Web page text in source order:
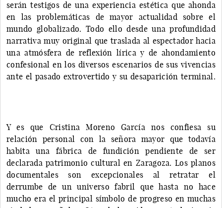
serán testigos de una experiencia estética que ahonda
en las problemáticas de mayor actualidad sobre el
mundo globalizado. Todo ello desde una profundidad
narrativa muy original que traslada al espectador hacia
una atmósfera de reflexión lírica y de ahondamiento
confesional en los diversos escenarios de sus vivencias
ante el pasado extrovertido y su desaparición terminal.
Y es que Cristina Moreno García nos confiesa su
relación personal con la señora mayor que todavía
habita una fábrica de fundición pendiente de ser
declarada patrimonio cultural en Zaragoza. Los planos
documentales son excepcionales al retratar el
derrumbe de un universo fabril que hasta no hace
mucho era el principal símbolo de progreso en muchas